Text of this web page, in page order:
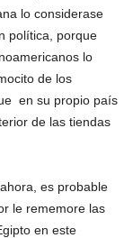
lo considerase
política, porque
lo
de los
en su propio país
de las tiendas
es probable
le rememore las
en este